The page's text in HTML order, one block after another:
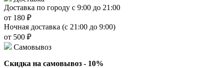
Доставка по городу с 9:00 до 21:00
от 180 ₽
Ночная доставка (с 21:00 до 9:00)
от 500 ₽
Самовывоз
Скидка на самовывоз - 10%